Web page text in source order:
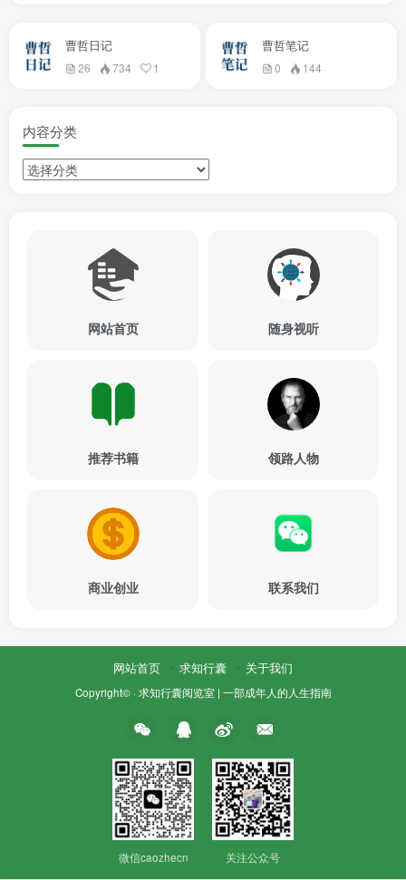
曹哲日记
26 734 1
曹哲笔记
0 144
内容分类
网站首页 随身视听
推荐书籍 领路人物
商业创业 联系我们
网站首页 求知行囊 关于我们
Copyright© · 求知行囊阅览室 | 一部成年人的人生指南
微信caozhecn 关注公众号